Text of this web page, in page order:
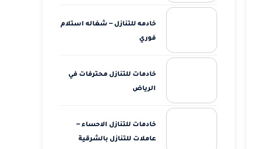
خادمه للتنازل – شغاله استلام
فوري
خادمات للتنازل محترفات في
الرياض
خادمات للتنازل الاحساء –
عاملات للتنازل بالشرقية